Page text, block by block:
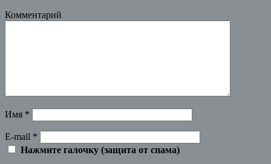
Комментарий
Имя *
E-mail *
Нажмите галочку (защита от спама)